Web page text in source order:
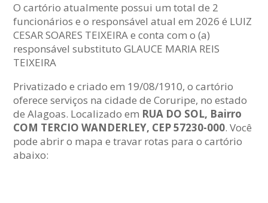
O cartório atualmente possui um total de 2
funcionários e o responsável atual em 2026 é LUIZ
CESAR SOARES TEIXEIRA e conta com o (a)
responsável substituto GLAUCE MARIA REIS
TEIXEIRA
Privatizado e criado em 19/08/1910, o cartório
oferece serviços na cidade de Coruripe, no estado
de Alagoas. Localizado em RUA DO SOL, Bairro
COM TERCIO WANDERLEY, CEP 57230-000. Você
pode abrir o mapa e travar rotas para o cartório
abaixo: